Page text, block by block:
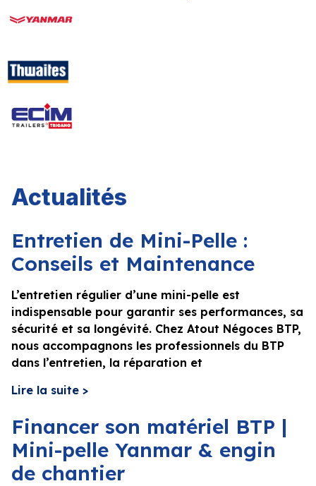
Actualités
Entretien de Mini-Pelle :
Conseils et Maintenance
L’entretien régulier d’une mini-pelle est
indispensable pour garantir ses performances, sa
sécurité et sa longévité. Chez Atout Négoces BTP,
nous accompagnons les professionnels du BTP
dans l’entretien, la réparation et
Lire la suite >
Financer son matériel BTP |
Mini-pelle Yanmar & engin
de chantier